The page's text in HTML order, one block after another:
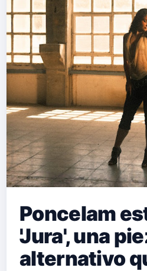
Poncelam
'Jura', una
alternativo